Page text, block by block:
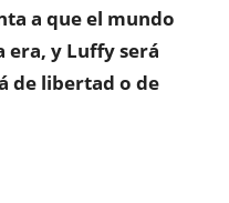
a que el mundo
era, y Luffy será
de libertad o de